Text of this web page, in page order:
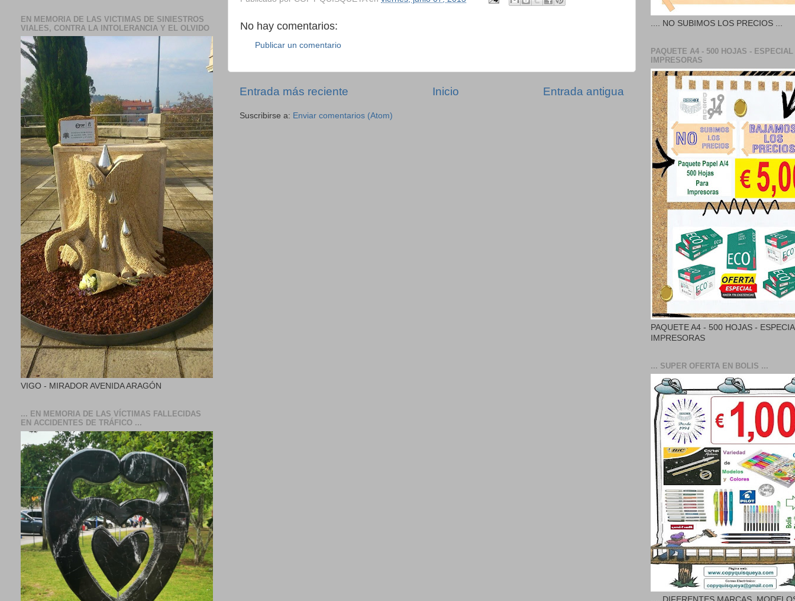
No hay comentarios:
Publicar un comentario
Entrada más reciente Entrada antigua
Inicio
Suscribirse a: Enviar comentarios (Atom)
EN MEMORIA DE LAS VICTIMAS DE SINIESTROS
VIALES, CONTRA LA INTOLERANCIA Y EL OLVIDO
VIGO - MIRADOR AVENIDA ARAGÓN
... EN MEMORIA DE LAS VÍCTIMAS FALLECIDAS
EN ACCIDENTES DE TRÁFICO ...
.... NO SUBIMOS LOS PRECIOS ...
PAQUETE A4 - 500 HOJAS - ESPECIAL
IMPRESORAS
PAQUETE A4 - 500 HOJAS -
IMPRESORAS
... SUPER OFERTA EN BOLIS ...